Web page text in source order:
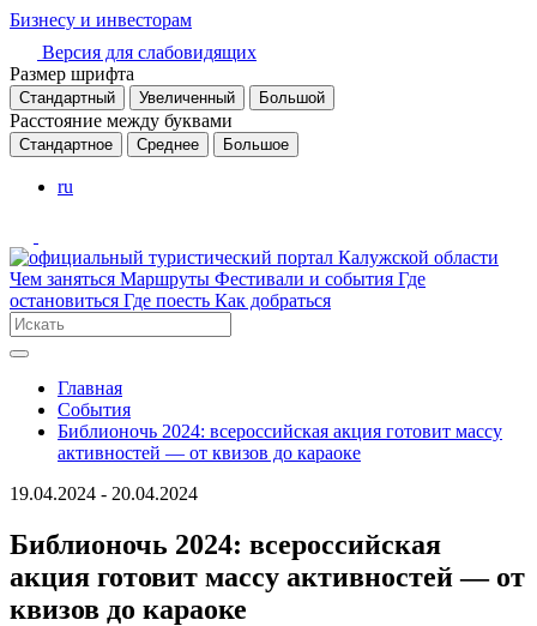
Бизнесу и инвесторам
Версия для слабовидящих
Размер шрифта
Стандартный Увеличенный Большой
Расстояние между буквами
Стандартное Среднее Большое
ru
Чем заняться Маршруты Фестивали и события Где
остановиться Где поесть Как добраться
Главная
События
Библионочь 2024: всероссийская акция готовит массу
активностей — от квизов до караоке
19.04.2024 - 20.04.2024
Библионочь 2024: всероссийская
акция готовит массу активностей — от
квизов до караоке